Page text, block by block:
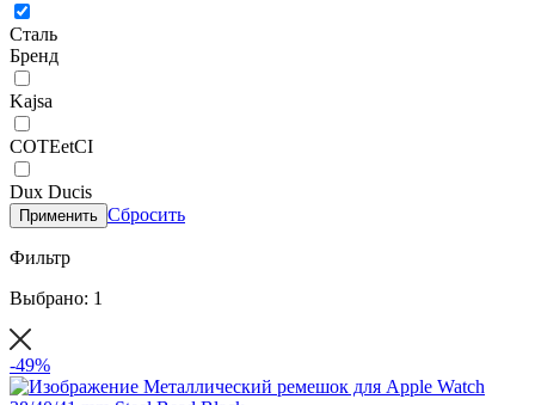
Сталь
Бренд
Kajsa
COTEetCI
Dux Ducis
Применить Сбросить
Фильтр
Выбрано: 1
-49%